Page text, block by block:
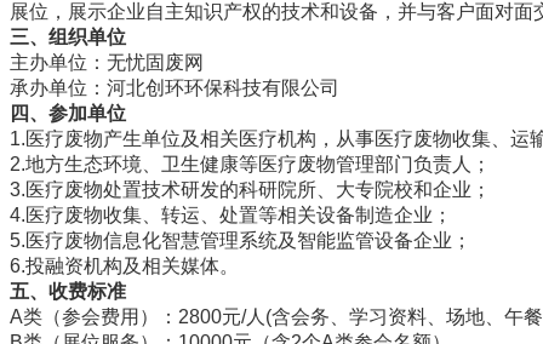
展位，展示企业自主知识产权的技术和设备，并与客户面对
三、组织单位
主办单位：无忧固废网
承办单位：河北创环环保科技有限公司
四、参加单位
1.医疗废物产生单位及相关医疗机构，从事医疗废物收集、
2.地方生态环境、卫生健康等医疗废物管理部门负责人；
3.医疗废物处置技术研发的科研院所、大专院校和企业；
4.医疗废物收集、转运、处置等相关设备制造企业；
5.医疗废物信息化智慧管理系统及智能监管设备企业；
6.投融资机构及相关媒体。
五、 收费标准
A类（参会费用）：2800元/人(含会务、学习资料、场地、午